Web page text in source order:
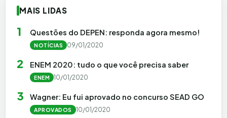
MAIS LIDAS
1 Questões do DEPEN: responda agora mesmo!
NOTÍCIAS 09/01/2020
2 ENEM 2020: tudo o que você precisa saber
ENEM 10/01/2020
3 Wagner: Eu fui aprovado no concurso SEAD GO
APROVADOS 10/01/2020